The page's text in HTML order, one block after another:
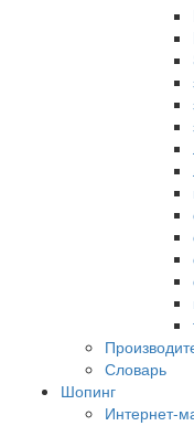
Словарь
Шопинг
Интернет-